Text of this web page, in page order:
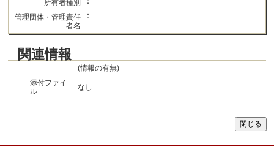
所有者種別
管理団体・管理責任
者名
：
関連情報
(情報の有無)
添付ファイ
ル
なし